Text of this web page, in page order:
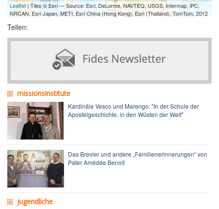
Leaflet | Tiles © Esri — Source: Esri, DeLorme, NAVTEQ, USGS, Intermap, iPC,
NRCAN, Esri Japan, METI, Esri China (Hong Kong), Esri (Thailand), TomTom, 2012
Teilen:
missionsinstitute
Kardinäle Vesco und Marengo: "In der Schule der
Apostelgeschichte, in den Wüsten der Welt"
Das Brevier und andere „Familienerinnerungen“ von
Pater Amédée Benoît
jugendliche